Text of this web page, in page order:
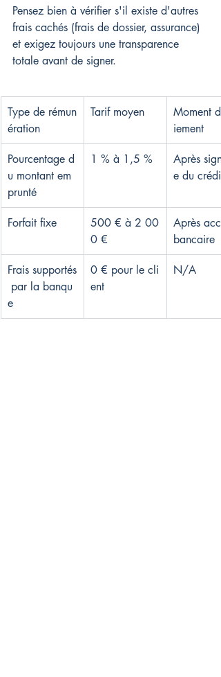
Pensez bien à vérifier s'il existe d'autres
frais cachés (frais de dossier, assurance)
et exigez toujours une transparence
totale avant de signer.
Type de rémun
ération
Tarif moyen
Moment
iement
Pourcentage d
u montant em
prunté
1 % à 1,5 %
Après
e du crédit
Forfait fixe
500 € à 2 00
0 €
Après
bancaire
Frais supportés
par la banqu
e
0 € pour le cli
ent
N/A